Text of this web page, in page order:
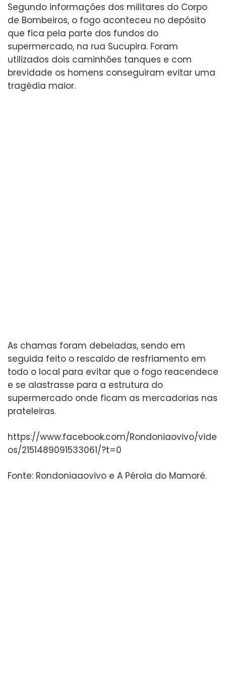
Segundo informações dos militares do Corpo
de Bombeiros, o fogo aconteceu no depósito
que fica pela parte dos fundos do
supermercado, na rua Sucupira. Foram
utilizados dois caminhões tanques e com
brevidade os homens conseguiram evitar uma
tragédia maior.
As chamas foram debeladas, sendo em
seguida feito o rescaldo de resfriamento em
todo o local para evitar que o fogo reacendece
e se alastrasse para a estrutura do
supermercado onde ficam as mercadorias nas
prateleiras.
https://www.facebook.com/Rondoniaovivo/vide
os/2151489091533061/?t=0
Fonte: Rondoniaaovivo e A Pérola do Mamoré.